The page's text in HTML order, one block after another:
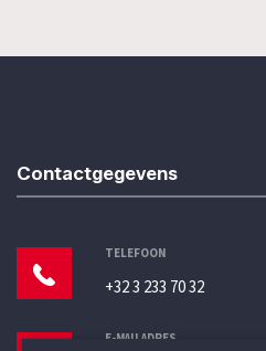
Contactgegevens
TELEFOON
+32 3 233 70 32
E-MAILADRES